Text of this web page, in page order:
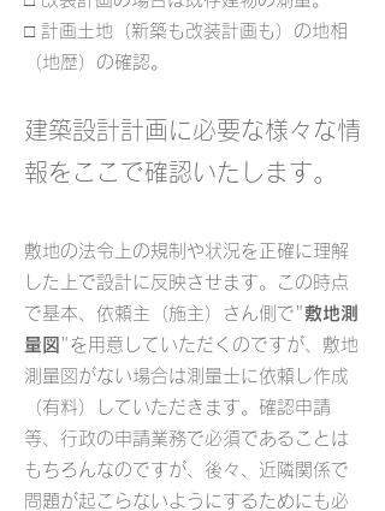
□ 計画土地（新築も改装計画も）の地相
（地歴）の確認。
建築設計計画に必要な様々な情
報をここで確認いたします。
敷地の法令上の規制や状況を正確に理解
した上で設計に反映させます。この時点
で基本、依頼主（施主）さん側で"敷地測
量図 "を用意していただくのですが、敷地
測量図がない場合は測量士に依頼し作成
（有料）していただきます。確認申請
等、行政の申請業務で必須であることは
もちろんなのですが、後々、近隣関係で
問題が起こらないようにするためにも必